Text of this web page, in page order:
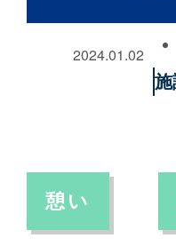
2024.01.02
施
憩い